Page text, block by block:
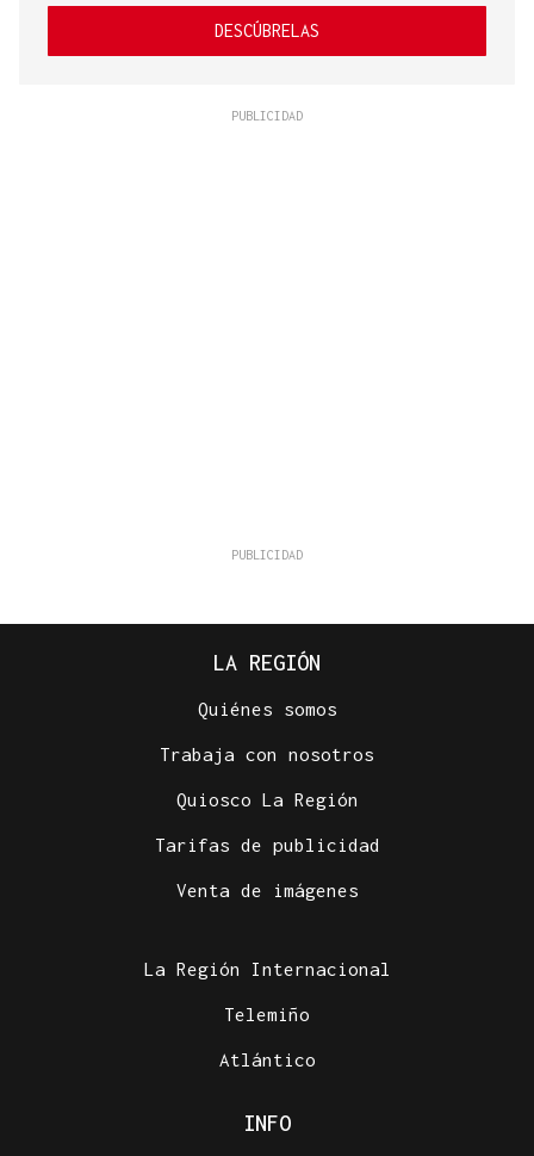
DESCÚBRELAS
LA REGIÓN
Quiénes somos
Trabaja con nosotros
Quiosco La Región
Tarifas de publicidad
Venta de imágenes
La Región Internacional
Telemiño
Atlántico
INFO